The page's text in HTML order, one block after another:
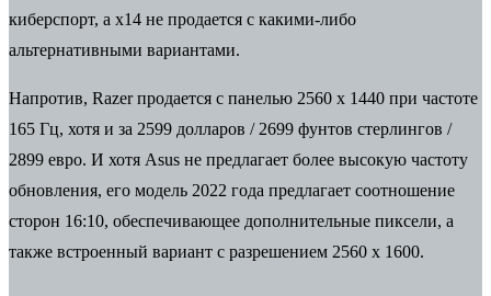
киберспорт, а x14 не продается с какими-либо
альтернативными вариантами.
Напротив, Razer продается с панелью 2560 x 1440 при частоте
165 Гц, хотя и за 2599 долларов / 2699 фунтов стерлингов /
2899 евро. И хотя Asus не предлагает более высокую частоту
обновления, его модель 2022 года предлагает соотношение
сторон 16:10, обеспечивающее дополнительные пиксели, а
также встроенный вариант с разрешением 2560 x 1600.